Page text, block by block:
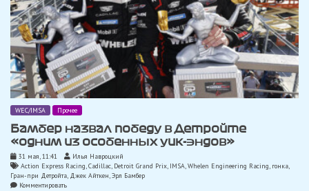
WEC/IMSA Прочее
Бамбер назвал победу в Детройте
«одним из особенных уик-эндов»
31 мая, 11:41
Илья Навроцкий
Action Express Racing,Cadillac, Detroit Grand Prix, IMSA,Whelen Engineering Racing, гонка
Гран-при Детройта, Джек Айткен,Эрл Бамбер
Комментироватьon